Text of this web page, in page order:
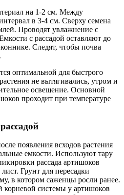
на 1-2 см. Между
в 3-4 см. Сверху семена
Проводят увлажнение с
с рассадой оставляют до
Следят, чтобы почва
оптимальной для быстрого
не вытягивались, утром и
освещение. Основной
проходит при температуре
появления всходов растения
емкости. Используют тару
рассада артишоков
Грунт для пересадки
в котором саженцы росли ранее.
системы у артишоков